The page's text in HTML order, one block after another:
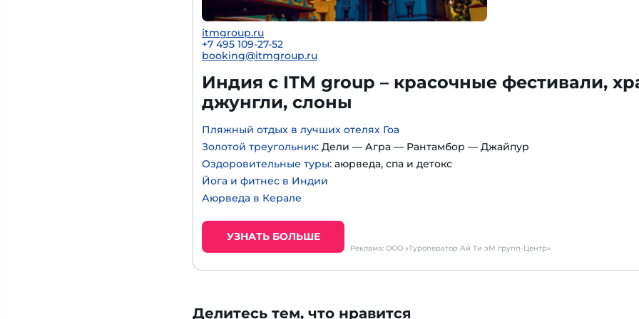
itmgroup.ru
+7 495 109-27-52
booking@itmgroup.ru
Индия с ITM group – красочные фестивали,
джунгли, слоны
Пляжный отдых в лучших отелях Гоа
Золотой треугольник: Дели — Агра — Рантамбор — Джайпур
Оздоровительные туры: аюрведа, спа и детокс
Йога и фитнес в Индии
Аюрведа в Керале
УЗНАТЬ БОЛЬШЕ
Реклама: ООО «Туроператор Ай Ти эМ групп-Центр»
Делитесь тем, что нравится